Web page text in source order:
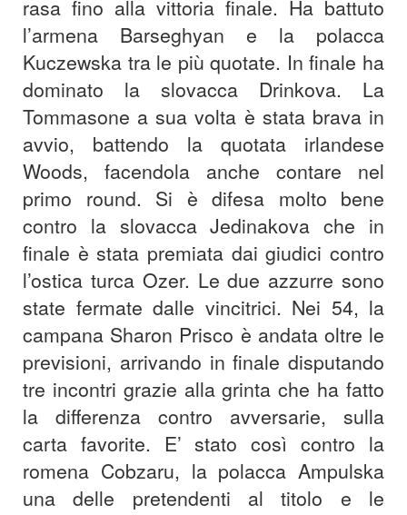
rasa fino alla vittoria finale. Ha battuto
l’armena Barseghyan e la polacca
Kuczewska tra le più quotate. In finale ha
dominato la slovacca Drinkova. La
Tommasone a sua volta è stata brava in
avvio, battendo la quotata irlandese
Woods, facendola anche contare nel
primo round. Si è difesa molto bene
contro la slovacca Jedinakova che in
finale è stata premiata dai giudici contro
l’ostica turca Ozer. Le due azzurre sono
state fermate dalle vincitrici. Nei 54, la
campana Sharon Prisco è andata oltre le
previsioni, arrivando in finale disputando
tre incontri grazie alla grinta che ha fatto
la differenza contro avversarie, sulla
carta favorite. E’ stato così contro la
romena Cobzaru, la polacca Ampulska
una delle pretendenti al titolo e le